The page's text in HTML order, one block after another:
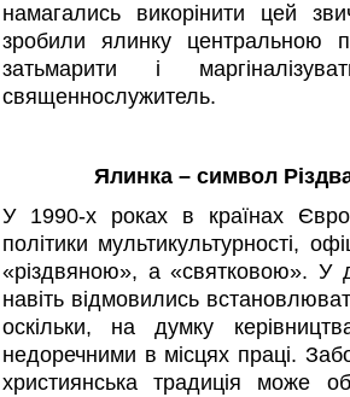
намагались викорінити цей
зробили ялинку центральною
затьмарити і
священнослужитель.
Ялинка – символ
У 1990-х роках в країнах
політики мультикультурності,
«різдвяною», а «святковою». У
навіть відмовились
оскільки, на думку
недоречними в місцях праці.
християнська традиція може